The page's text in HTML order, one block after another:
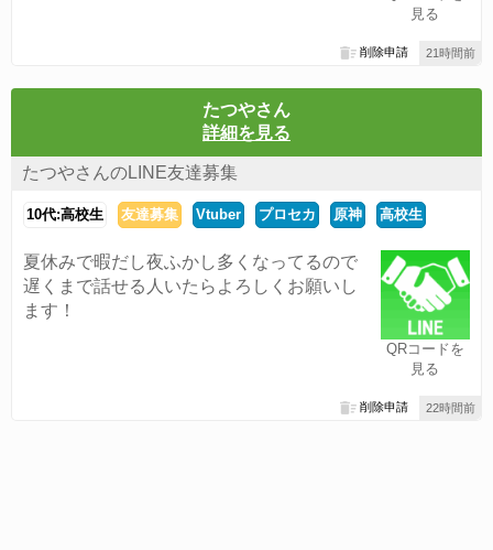
見る
21時間前
削除申請
たつやさん
詳細を見る
たつやさんのLINE友達募集
10代:高校生 友達募集 Vtuber プロセカ 原神 高校生
QRコードを
見る
夏休みで暇だし夜ふかし多くなってるので
遅くまで話せる人いたらよろしくお願いし
ます！
22時間前
削除申請